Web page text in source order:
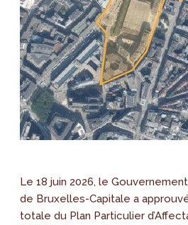
Le 18 juin 2026, le
de Bruxelles-Capitale a
totale du Plan Particulier